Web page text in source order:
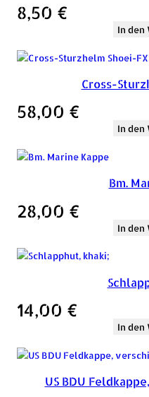
8,50 €
In den
Cross-
58,00 €
In den
Bm.
28,00 €
In den
14,00 €
In den
US BDU